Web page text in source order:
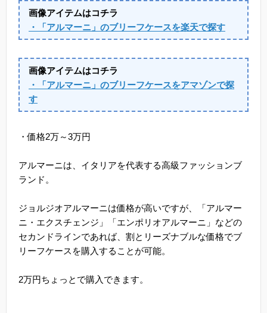
画像アイテムはコチラ
・「アルマーニ」のブリーフケースを楽天で探す
画像アイテムはコチラ
・「アルマーニ」のブリーフケースをアマゾンで探
す
・価格2万～3万円
アルマーニは、イタリアを代表する高級ファッションブ
ランド。
ジョルジオアルマーニは価格が高いですが、「アルマー
ニ・エクスチェンジ」「エンポリオアルマーニ」などの
セカンドラインであれば、割とリーズナブルな価格でブ
リーフケースを購入することが可能。
2万円ちょっとで購入できます。